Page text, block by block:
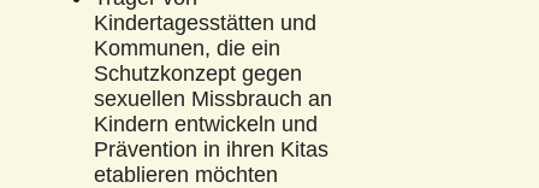
Kindertagesstätten und
Kommunen, die ein
Schutzkonzept gegen
sexuellen Missbrauch an
Kindern entwickeln und
Prävention in ihren Kitas
etablieren möchten